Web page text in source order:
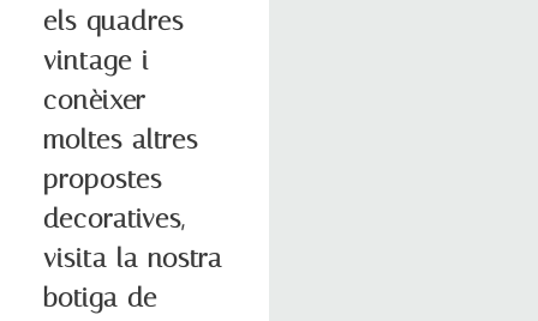
els quadres
vintage i
conèixer
moltes altres
propostes
decoratives,
visita la nostra
botiga de